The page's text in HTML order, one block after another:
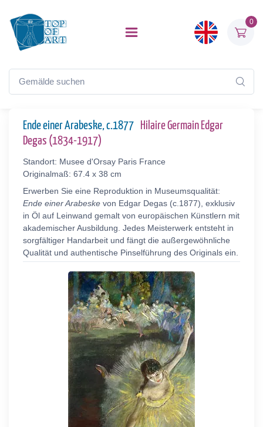
0
Ende einer Arabeske, c.1877
Hilaire Germain Edgar
Degas (1834-1917)
Standort: Musee d'Orsay Paris France
Originalmaß: 67.4 x 38 cm
Erwerben Sie eine Reproduktion in Museumsqualität:
Ende einer Arabeske von Edgar Degas (c.1877), exklusiv
in Öl auf Leinwand gemalt von europäischen Künstlern mit
akademischer Ausbildung. Jedes Meisterwerk entsteht in
sorgfältiger Handarbeit und fängt die außergewöhnliche
Qualität und authentische Pinselführung des Originals ein.